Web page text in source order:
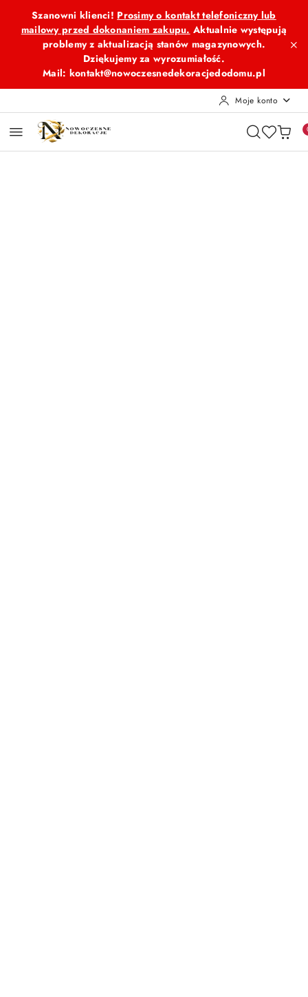
Przejdź do treści głównej
Przejdź do wyszukiwarki
Przejdź do moje konto
Przejdź do menu głównego
Przejdź do opisu produktu
Przejdź do stopki
Szanowni klienci! Prosimy o kontakt telefoniczny lub
mailowy przed dokonaniem zakupu. Aktualnie występują
problemy z aktualizacją stanów magazynowych.
Dziękujemy za wyrozumiałość.
Mail: kontakt@nowoczesnedekoracjedodomu.pl
Moje konto